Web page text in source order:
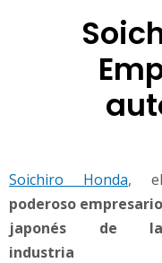
Soichiro Honda, el
poderoso empresario
japonés de la
industria